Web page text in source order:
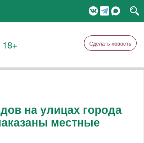
18+ Сделать новость
на улицах города
местные